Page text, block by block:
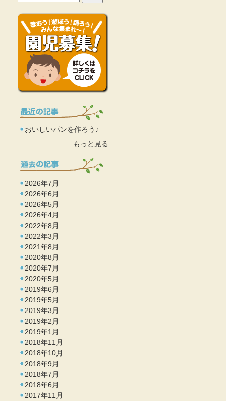
おいしいパンを作ろう♪
もっと見る
2026年7月
2026年6月
2026年5月
2026年4月
2022年8月
2022年3月
2021年8月
2020年8月
2020年7月
2020年5月
2019年6月
2019年5月
2019年3月
2019年2月
2019年1月
2018年11月
2018年10月
2018年9月
2018年7月
2018年6月
2017年11月